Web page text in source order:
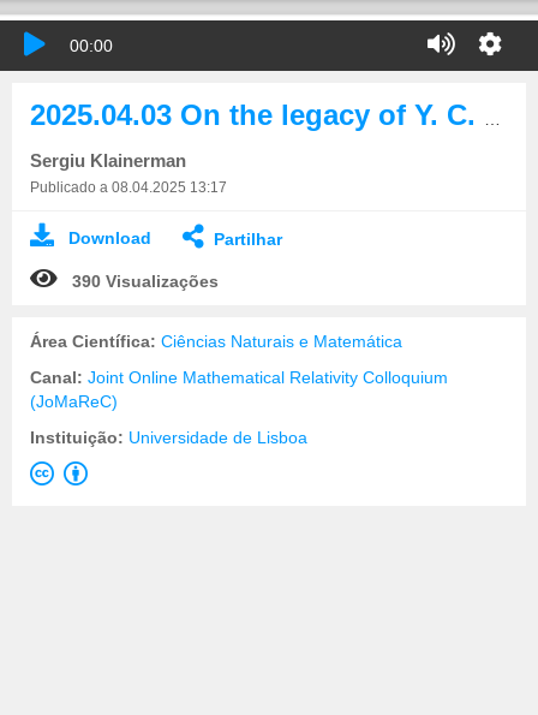
00:00
Sergiu Klainerman
Publicado a 08.04.2025 13:17
Download Partilhar
390 Visualizações
Área Científica: Ciências Naturais e Matemática
Canal: Joint Online Mathematical Relativity Colloquium
(JoMaReC)
Instituição: Universidade de Lisboa